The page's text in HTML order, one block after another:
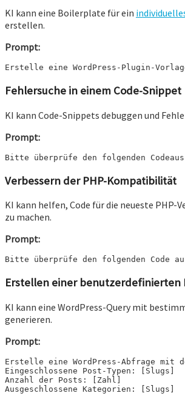
KI kann eine Boilerplate für ein
erstellen.
Prompt:
Erstelle eine WordPress-Plugin-
Fehlersuche in einem Code-Snippet
KI kann Code-Snippets debuggen und
Prompt:
Bitte überprüfe den folgenden
Verbessern der PHP-Kompatibilität
KI kann helfen, Code für die neueste PHP-
zu machen.
Prompt:
Bitte überprüfe den folgenden Code
Erstellen einer benutzerdefinierten
KI kann eine WordPress-Query mit
generieren.
Prompt:
Erstelle eine WordPress-Abfrage mit
Eingeschlossene Post-Typen: [Slugs]
Anzahl der Posts: [Zahl]
Ausgeschlossene Kategorien: [Slugs]